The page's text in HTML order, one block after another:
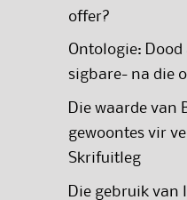
offer?
Ontologie:
sigbare- na die
Die waarde van
gewoontes vir
Skrifuitleg
Die gebruik van